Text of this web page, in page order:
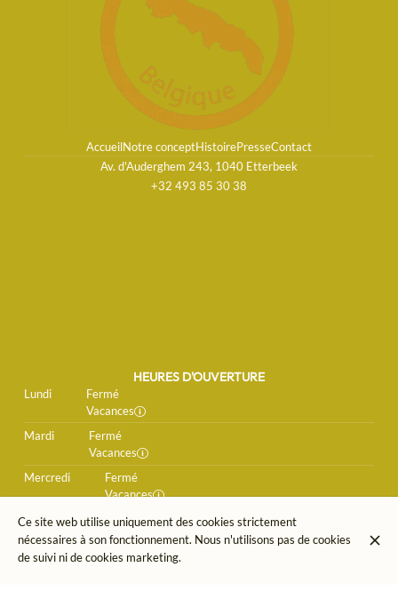
AccueilNotre conceptHistoirePresseContact
Av. d'Auderghem 243, 1040 Etterbeek
+32 493 85 30 38
HEURES D'OUVERTURE
Lundi Fermé
Vacances
Mardi Fermé
Vacances
Mercredi Fermé
Vacances
Jeudi Fermé
Vacances
Vendredi
10:00 - 19:00
Ce site web utilise uniquement des cookies strictement
nécessaires à son fonctionnement. Nous n'utilisons pas de cookies
de suivi ni de cookies marketing.